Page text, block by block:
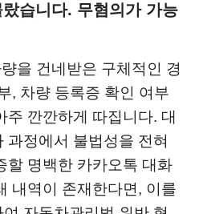
습니다. 무혐의가 가능
을 건네받은 구체적인 경
, 차량 등록증 확인 여부
주 깐깐하게 따집니다. 대
과정에서 불법성을 전혀
할 명백한 카카오톡 대화
내역이 존재한다면, 이를